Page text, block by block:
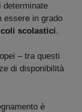
determinate
essere in grado
scolastici.
– tra questi
di disponibilità
è